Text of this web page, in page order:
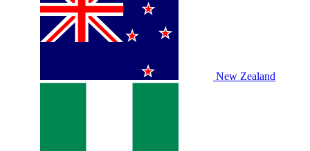
New Zealand